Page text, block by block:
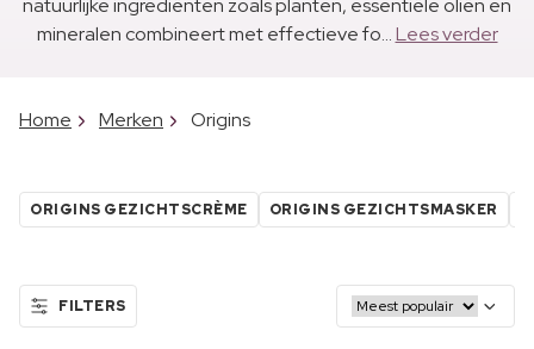
natuurlijke ingrediënten zoals planten, essentiële oliën en
mineralen combineert met effectieve fo...Lees verder
Home Merken Origins
ORIGINS GEZICHTSCRÈME ORIGINS GEZICHTSMASKER
FILTERS